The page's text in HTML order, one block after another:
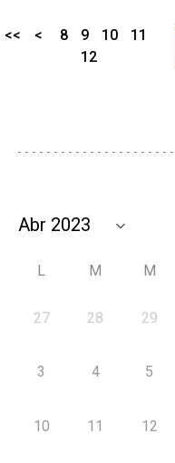
<< < 8 9 10
11
12
L M M
27 28 29
3 4 5
10 11 12